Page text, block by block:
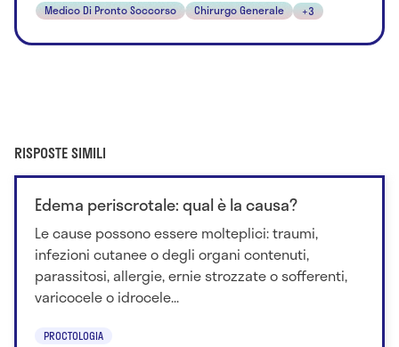
Medico Di Pronto Soccorso Chirurgo Generale +3
RISPOSTE SIMILI
Edema periscrotale: qual è la causa?
Le cause possono essere molteplici: traumi,
infezioni cutanee o degli organi contenuti,
parassitosi, allergie, ernie strozzate o sofferenti,
varicocele o idrocele...
PROCTOLOGIA